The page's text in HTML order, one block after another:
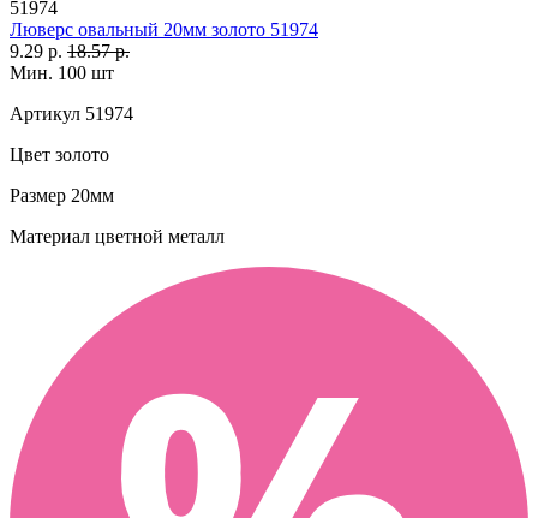
51974
Люверс овальный 20мм золото 51974
9.29 р. 18.57 р.
Мин. 100 шт
Артикул 51974
Цвет золото
Размер 20мм
Материал цветной металл